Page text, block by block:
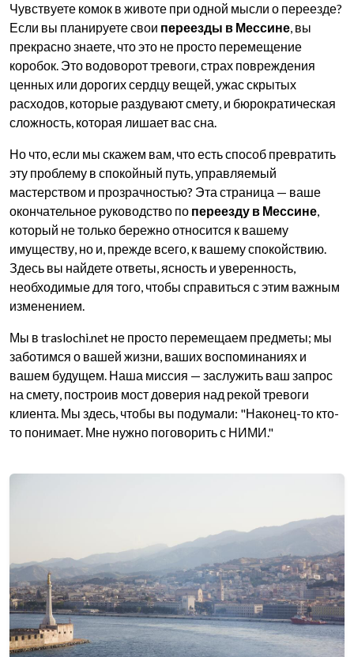
Чувствуете комок в животе при одной мысли о переезде?
Если вы планируете свои переезды в Мессине, вы
прекрасно знаете, что это не просто перемещение
коробок. Это водоворот тревоги, страх повреждения
ценных или дорогих сердцу вещей, ужас скрытых
расходов, которые раздувают смету, и бюрократическая
сложность, которая лишает вас сна.
Но что, если мы скажем вам, что есть способ превратить
эту проблему в спокойный путь, управляемый
мастерством и прозрачностью? Эта страница — ваше
окончательное руководство по переезду в Мессине,
который не только бережно относится к вашему
имуществу, но и, прежде всего, к вашему спокойствию.
Здесь вы найдете ответы, ясность и уверенность,
необходимые для того, чтобы справиться с этим важным
изменением.
Мы в traslochi.net не просто перемещаем предметы; мы
заботимся о вашей жизни, ваших воспоминаниях и
вашем будущем. Наша миссия — заслужить ваш запрос
на смету, построив мост доверия над рекой тревоги
клиента. Мы здесь, чтобы вы подумали: "Наконец-то кто-
то понимает. Мне нужно поговорить с НИМИ."